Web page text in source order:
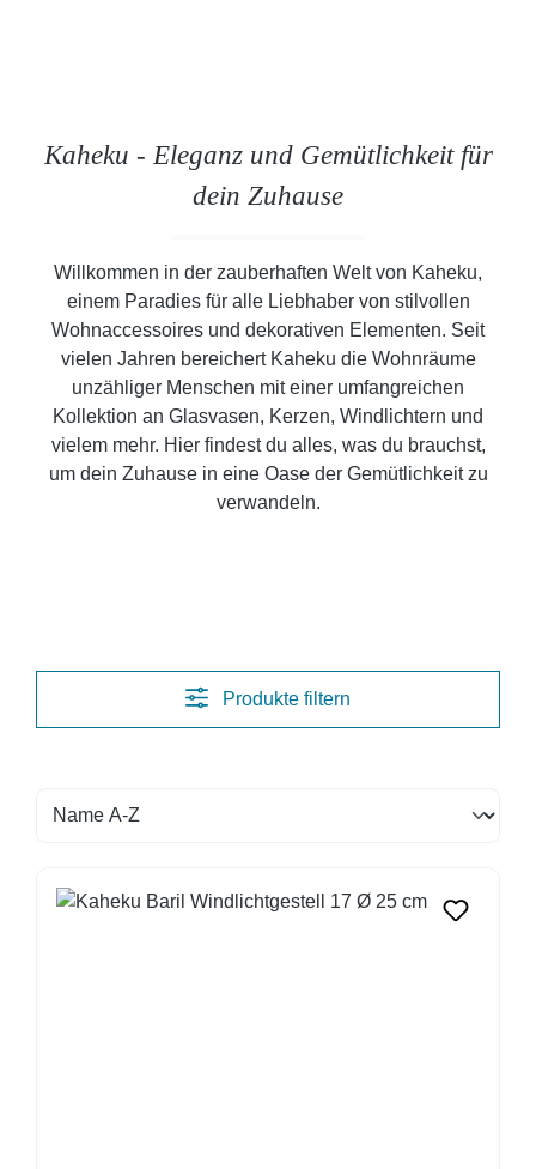
Kaheku - Eleganz und Gemütlichkeit für
dein Zuhause
Willkommen in der zauberhaften Welt von Kaheku,
einem Paradies für alle Liebhaber von stilvollen
Wohnaccessoires und dekorativen Elementen. Seit
vielen Jahren bereichert Kaheku die Wohnräume
unzähliger Menschen mit einer umfangreichen
Kollektion an Glasvasen, Kerzen, Windlichtern und
vielem mehr. Hier findest du alles, was du brauchst,
um dein Zuhause in eine Oase der Gemütlichkeit zu
verwandeln.
Produkte filtern